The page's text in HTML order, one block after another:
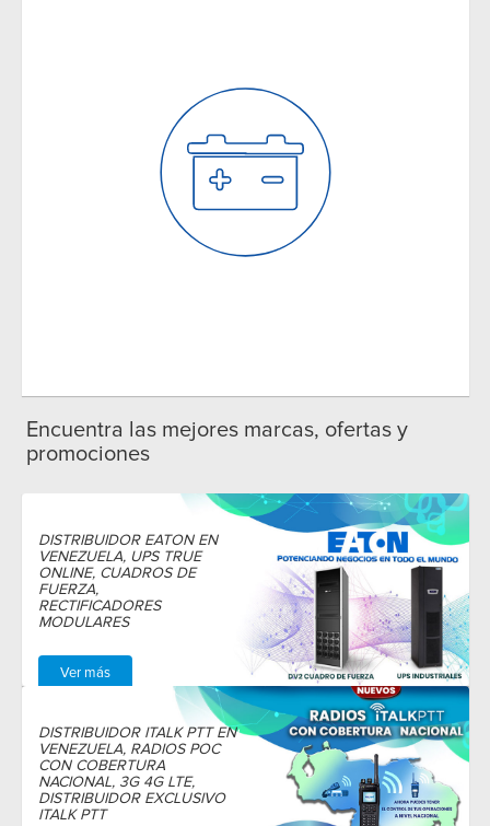
Encuentra las mejores marcas, ofertas y
promociones
DISTRIBUIDOR EATON EN
VENEZUELA, UPS TRUE
ONLINE, CUADROS DE
FUERZA,
RECTIFICADORES
MODULARES
Ver más
DISTRIBUIDOR ITALK PTT EN
VENEZUELA, RADIOS POC
CON COBERTURA
NACIONAL, 3G 4G LTE,
DISTRIBUIDOR EXCLUSIVO
ITALK PTT